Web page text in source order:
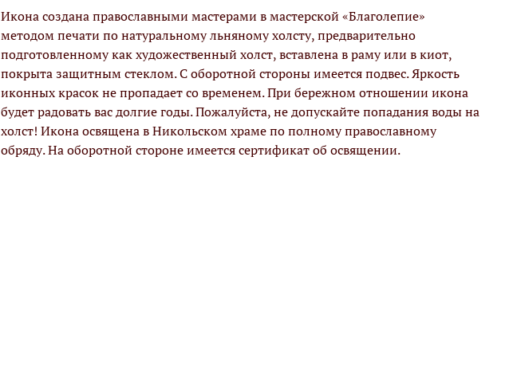
Икона создана православными мастерами в мастерской «Благолепие»
методом печати по натуральному льняному холсту, предварительно
подготовленному как художественный холст, вставлена в раму или в киот,
покрыта защитным стеклом. С оборотной стороны имеется подвес. Яркость
иконных красок не пропадает со временем. При бережном отношении икона
будет радовать вас долгие годы. Пожалуйста, не допускайте попадания воды на
холст! Икона освящена в Никольском храме по полному православному
обряду. На оборотной стороне имеется сертификат об освящении.